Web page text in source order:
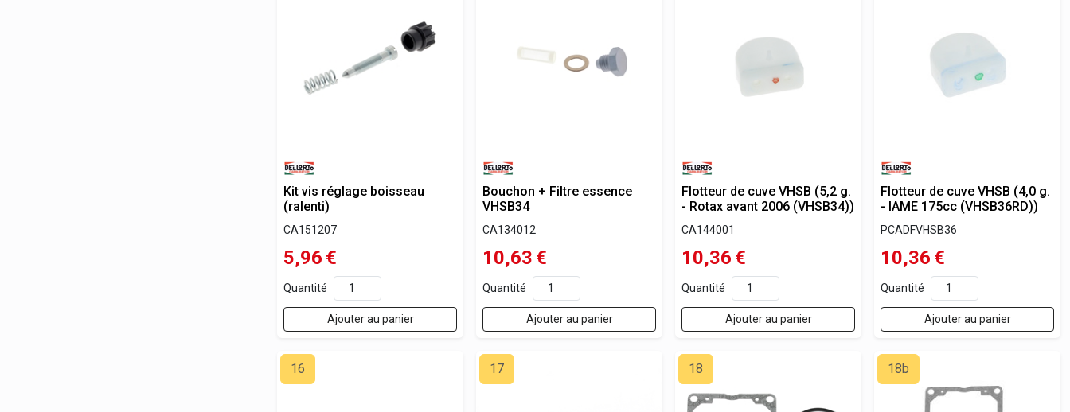
Kit vis réglage boisseau
(ralenti)
CA151207
5,96 €
Quantité
Ajouter au panier
Bouchon + Filtre essence
VHSB34
CA134012
10,63 €
Quantité
Ajouter au panier
Flotteur de cuve VHSB (5,2 g.
- Rotax avant 2006 (VHSB34))
CA144001
10,36 €
Quantité
Ajouter au panier
Flotteur de cuve VHSB (4,0 g.
- IAME 175cc (VHSB36RD))
PCADFVHSB36
10,36 €
Quantité
Ajouter au panier
16 17 18 18b